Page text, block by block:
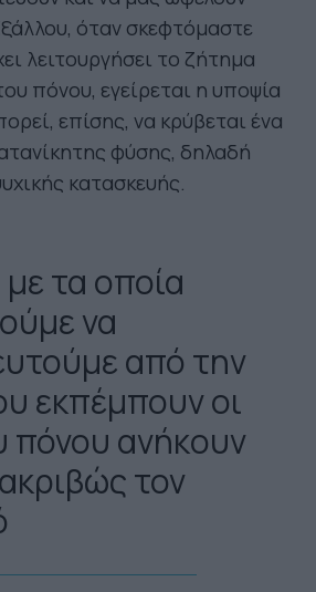
όταν σκεφτόμαστε
λειτουργήσει το ζήτημα
πόνου, εγείρεται η υποψία
επίσης, να κρύβεται ένα
φύσης, δηλαδή
κατασκευής.
τα οποία
να
από την
εκπέμπουν οι
πόνου ανήκουν
τον